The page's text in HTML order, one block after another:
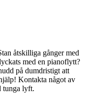
åtskilliga gånger med
med en pianoflytt?
på dumdristigt att
Kontakta något av
tunga lyft.